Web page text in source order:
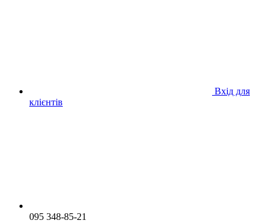
Вхід для
клієнтів
095 348-85-21